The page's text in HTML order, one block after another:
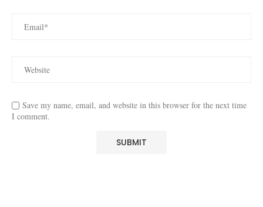
Save my name, email, and website in this browser for the next time
I comment.